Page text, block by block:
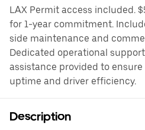
LAX Permit access included.
for 1-year commitment.
side maintenance and
Dedicated operational
assistance provided to
uptime and driver efficiency.
Description